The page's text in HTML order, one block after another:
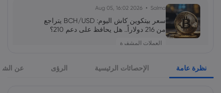
Salma
2026 Aug 05, 16:02
سعر بيتكوين كاش اليوم: BCH/USD يتراجع
من 216 دولاراً.. هل يحافظ على دعم 210؟
العملات المشفرة
نظرة عامة الإحصائات الرئيسية الرؤى عن